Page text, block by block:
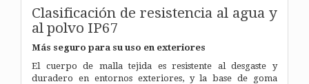
Clasificación de resistencia al agua y
al polvo IP67
Más seguro para su uso en exteriores
El cuerpo de malla tejida es resistente al desgaste y
duradero en entornos exteriores, y la base de goma